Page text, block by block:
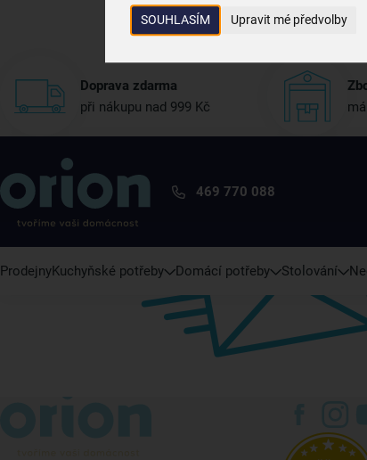
SOUHLASÍM Upravit mé předvolby
Doprava zdarma
při nákupu nad 999 Kč
469 770 088
ProdejnyKuchyňské potřeby Domácí potřeby Stolování